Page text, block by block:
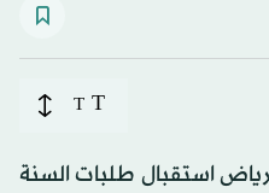
T
T
استقبال طلبات السنة